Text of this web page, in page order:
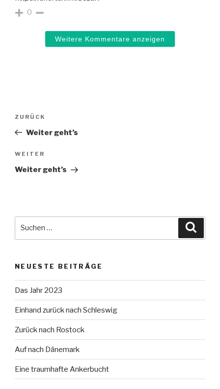
0
Weitere Kommentare anzeigen
Beitragsnavigation
Vorheriger
Beitrag
ZURÜCK
Weiter geht’s
Nächster
Beitrag
WEITER
Weiter geht’s
NEUESTE BEITRÄGE
Das Jahr 2023
Einhand zurück nach Schleswig
Zurück nach Rostock
Auf nach Dänemark
Eine traumhafte Ankerbucht